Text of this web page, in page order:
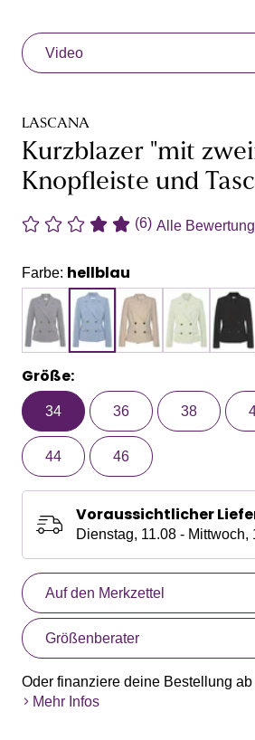
Video
LASCANA
Kurzblazer "mit
Knopfleiste und
(6) Alle
Farbe: hellblau
Größe:
34 36 38
44 46
Voraussichtlicher
Dienstag, 11.08 - Mittwoch,
Auf den Merkzettel
Größenberater
Oder finanziere deine Bestellung ab
Mehr Infos